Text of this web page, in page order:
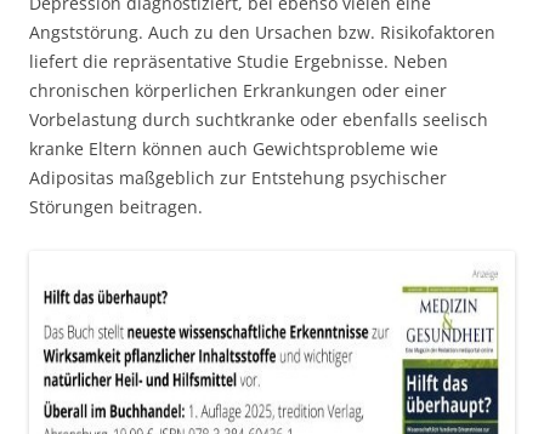
Angststörung. Auch zu den Ursachen bzw. Risikofaktoren
liefert die repräsentative Studie Ergebnisse. Neben
chronischen körperlichen Erkrankungen oder einer
Vorbelastung durch suchtkranke oder ebenfalls seelisch
kranke Eltern können auch Gewichtsprobleme wie
Adipositas maßgeblich zur Entstehung psychischer
Störungen beitragen.